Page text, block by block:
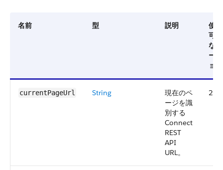
名前 型 説明
使用
可能
なバ
ージ
ョン
currentPageUrl String
現在のペ
ージを識
別する
Connect
REST
API
URL。